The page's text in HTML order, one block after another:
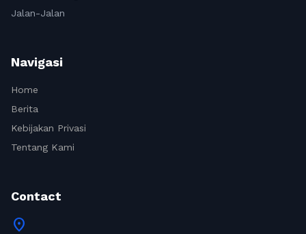
Jalan-Jalan
Navigasi
Home
Berita
Kebijakan Privasi
Tentang Kami
Contact
location_on